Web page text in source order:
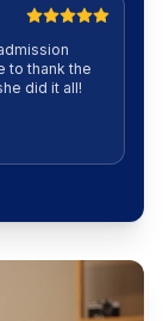
to thank the
did it all!